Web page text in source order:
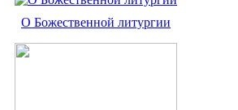
О Божественной литургии